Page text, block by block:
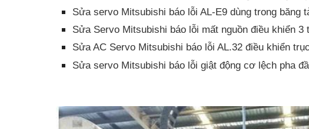
Sửa servo Mitsubishi báo lỗi AL-E9 dùng trong băng
Sửa Servo Mitsubishi báo lỗi mất nguồn điều khiển
Sửa AC Servo Mitsubishi báo lỗi AL.32 điều khiển
Sửa servo Mitsubishi báo lỗi giật động cơ lệch pha